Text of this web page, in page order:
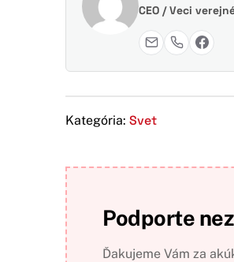
CEO / Veci
Kategória:Svet
Podporte
Ďakujeme Vám za